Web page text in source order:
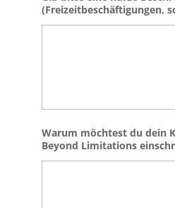
(Freizeitbeschäftigungen,
Warum möchtest du dein
Beyond Limitations